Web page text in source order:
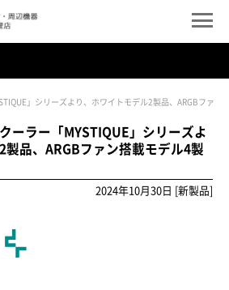
」シリーズより、ホワイトモデル2製品、ARGBファ
ーラー「MYSTIQUE」シリーズよ
製品、ARGBファン搭載モデル4製
2024年10月30日 [新製品]